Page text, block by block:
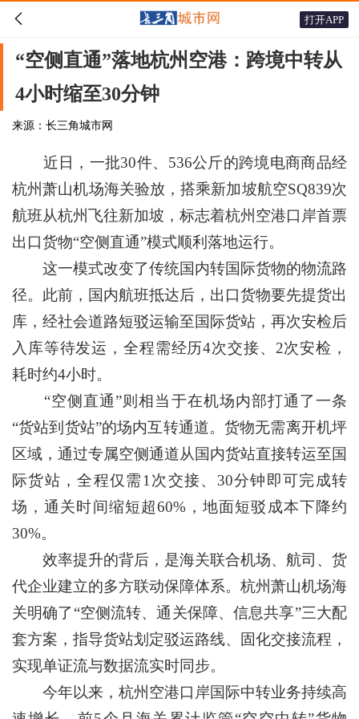
 打开APP
“空侧直通”落地杭州空港：跨境中转从
4小时缩至30分钟
来源：长三角城市网
近日，一批30件、536公斤的跨境电商商品经
杭州萧山机场海关验放，搭乘新加坡航空SQ839次
航班从杭州飞往新加坡，标志着杭州空港口岸首票
出口货物“空侧直通”模式顺利落地运行。
这一模式改变了传统国内转国际货物的物流路
径。此前，国内航班抵达后，出口货物要先提货出
库，经社会道路短驳运输至国际货站，再次安检后
入库等待发运，全程需经历4次交接、2次安检，
耗时约4小时。
“空侧直通”则相当于在机场内部打通了一条
“货站到货站”的场内互转通道。货物无需离开机坪
区域，通过专属空侧通道从国内货站直接转运至国
际货站，全程仅需1次交接、30分钟即可完成转
场，通关时间缩短超60%，地面短驳成本下降约
30%。
效率提升的背后，是海关联合机场、航司、货
代企业建立的多方联动保障体系。杭州萧山机场海
关明确了“空侧流转、通关保障、信息共享”三大配
套方案，指导货站划定驳运路线、固化交接流程，
实现单证流与数据流实时同步。
今年以来，杭州空港口岸国际中转业务持续高